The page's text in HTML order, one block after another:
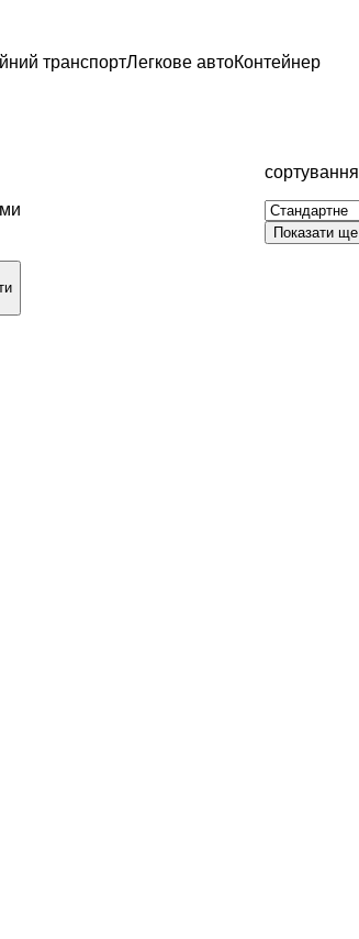
транспортЛегкове автоКонтейнер
сортування